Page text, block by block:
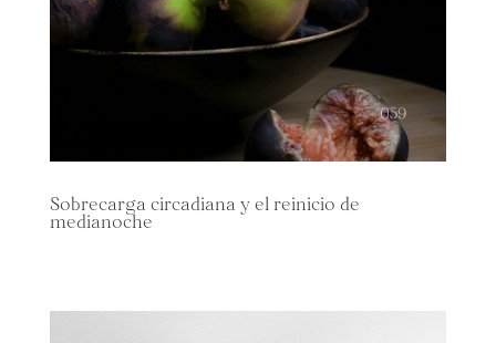
Sobrecarga circadiana y el reinicio de
medianoche